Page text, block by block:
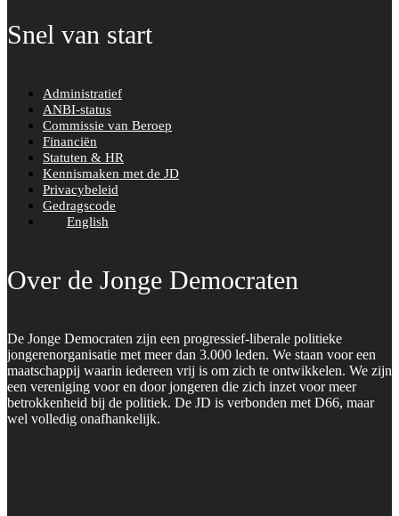
Snel van start
Administratief
ANBI-status
Commissie van Beroep
Financiën
Statuten & HR
Kennismaken met de JD
Privacybeleid
Gedragscode
English
Over de Jonge Democraten
De Jonge Democraten zijn een progressief-liberale politieke
jongerenorganisatie met meer dan 3.000 leden. We staan voor een
maatschappij waarin iedereen vrij is om zich te ontwikkelen. We zijn
een vereniging voor en door jongeren die zich inzet voor meer
betrokkenheid bij de politiek. De JD is verbonden met D66, maar
wel volledig onafhankelijk.